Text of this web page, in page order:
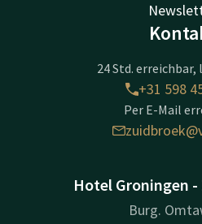
24 Std.
+31 598
Per E-Mail
Hotel Groningen -
Burg.